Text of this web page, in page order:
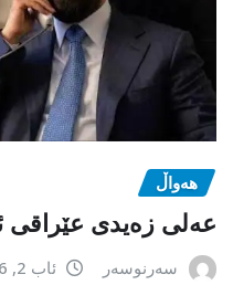
هەواڵ
عەلی زەیدی عێراقی
سەرنوسەر ئاب 2, 2026